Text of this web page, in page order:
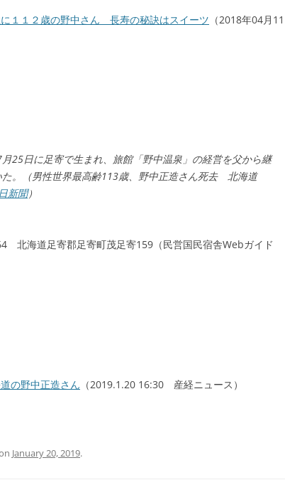
１１２歳の野中さん 長寿の秘訣はスイーツ （2018年04月11
25日に足寄で生まれ、旅館「野中温泉」の経営を父から継
た。（男性世界最高齢113歳、野中正造さん死去 北海道
新聞）
北海道足寄郡足寄町茂足寄159（民営国民宿舎Webガイド
の野中正造さん （2019.1.20 16:30 産経ニュース）
January 20, 2019.